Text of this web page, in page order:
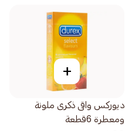
+
ديوركس واقى ذكرى ملونة
ومعطرة 6قطعة